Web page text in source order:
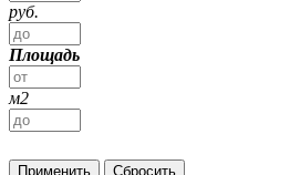
руб.
Площадь
м2
Применить Сбросить